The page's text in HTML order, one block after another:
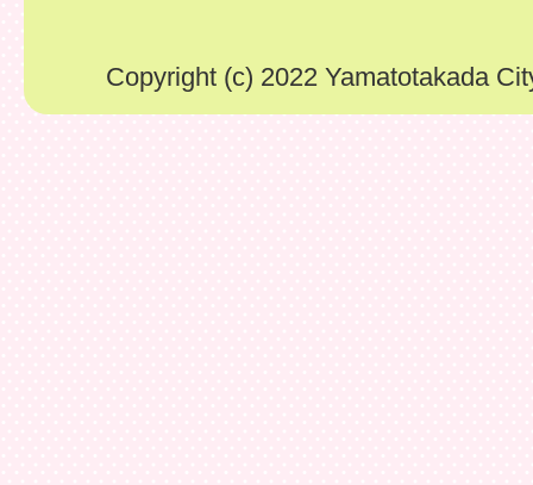
Copyright (c) 2022 Yamatotakada